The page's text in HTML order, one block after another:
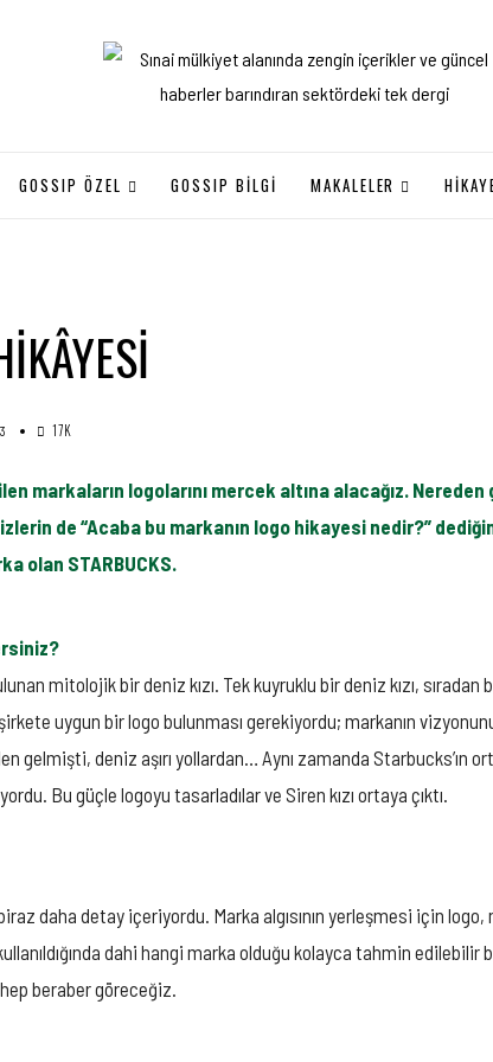
GOSSIP ÖZEL GOSSIP BILGI MAKALELER
3 17K
markaların logolarını mercek altına alacağız.
de “Acaba bu markanın logo hikayesi nedir?”
olan STARBUCKS.
mitolojik bir deniz kızı. Tek kuyruklu bir deniz kızı, sıradan
uygun bir logo bulunması gerekiyordu; markanın
deniz aşırı yollardan… Aynı zamanda Starbucks’ın
Bu güçle logoyu tasarladılar ve Siren kızı ortaya çıktı.
daha detay içeriyordu. Marka algısının yerleşmesi için
dahi hangi marka olduğu kolayca tahmin
beraber göreceğiz.